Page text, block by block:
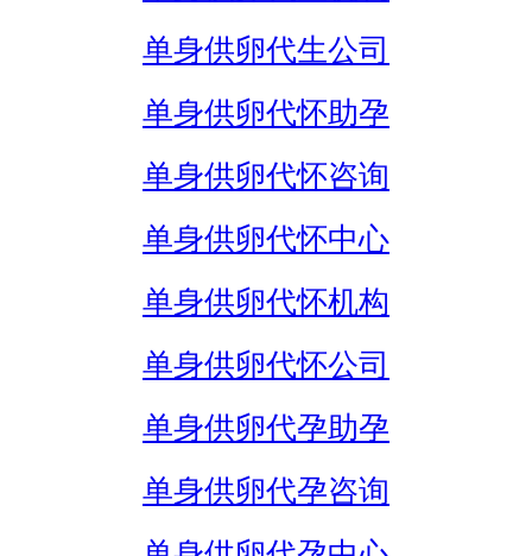
单身供卵代生公司
单身供卵代怀助孕
单身供卵代怀咨询
单身供卵代怀中心
单身供卵代怀机构
单身供卵代怀公司
单身供卵代孕助孕
单身供卵代孕咨询